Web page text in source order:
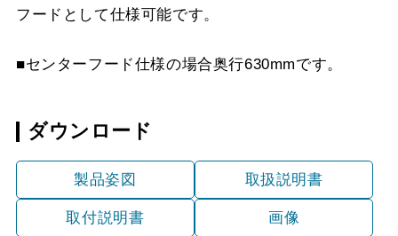
YMP23-MKR570 W
YMP23-MKR570 SI ¥7,370（税抜価格 ￥
MKR-CP6050 SI ¥36,630（税抜価格 ￥
MKR-CP6060 SI
MKR-CP6050 S ¥49,830（税抜価格 ￥
MKR-CP6060 S ¥49,830（税抜価格 ￥
スクロールできます
フードとして仕様可能です。
■センターフード仕様の場合奥行630mmです。
ダウンロード
製品姿図 取扱説明書
取付説明書 画像